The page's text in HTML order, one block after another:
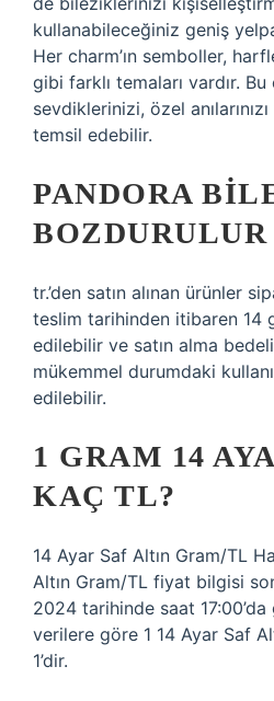
kullanabileceğiniz geniş
Her charm’ın semboller,
gibi farklı temaları vardır. Bu
sevdiklerinizi, özel
temsil edebilir.
PANDORA
BOZDURULUR
tr.’den satın alınan ürünler
teslim tarihinden itibaren 14
edilebilir ve satın alma
mükemmel durumdaki
edilebilir.
1 GRAM 14
KAÇ TL?
14 Ayar Saf Altın Gram/TL
Altın Gram/TL fiyat bilgisi
2024 tarihinde saat 17:00’da
verilere göre 1 14 Ayar Saf
1’dir.